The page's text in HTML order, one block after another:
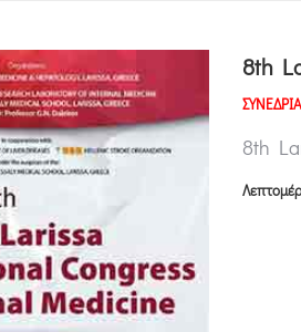
8th
ΣΥΝΕΔΡΙΑ
8th